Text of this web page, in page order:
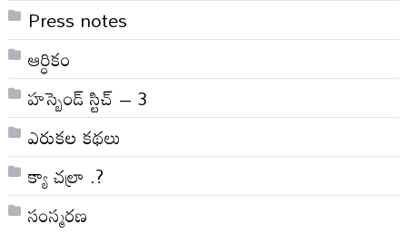
Press notes
ఆర్ధికం
హస్బెండ్ స్టిచ్ – 3
ఎరుకల కథలు
క్యా చల్రా .?
సంస్మరణ